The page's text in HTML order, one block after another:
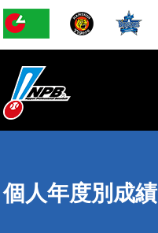
個人年度別成績